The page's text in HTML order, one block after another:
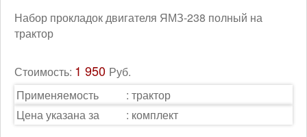
Набор прокладок двигателя ЯМЗ-238 полный на
трактор
Стоимость: 1 950 Руб.
Применяемость
: трактор
Цена указана за
: комплект